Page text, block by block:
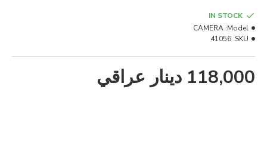
118,000 دينار عراقي
IN STOCK
Model:
CAMERA
SKU:
41056